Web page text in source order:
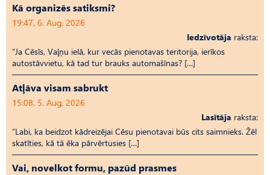
Kā organizēs satiksmi?
19:47, 6. Aug, 2026
Iedzīvotāja raksta:
“Ja Cēsīs, Vaļņu ielā, kur vecās pienotavas teritorija, ierīkos
autostāvvietu, kā tad tur brauks automašīnas? […]
Atļāva visam sabrukt
15:08, 5. Aug, 2026
Lasītāja raksta:
“Labi, ka beidzot kādreizējai Cēsu pienotavai būs cits saimnieks. Žēl
skatīties, kā tā ēka pārvērtusies […]
Vai, novelkot formu, pazūd prasmes